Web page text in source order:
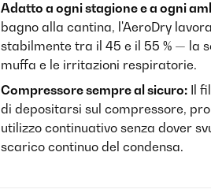
Adatto a ogni stagione e a ogni
bagno alla cantina, l'AeroDry
stabilmente tra il 45 e il 55 % — la
muffa e le irritazioni respiratorie.
Compressore sempre al sicuro: Il
di depositarsi sul compressore,
utilizzo continuativo senza dover
scarico continuo del condensa.